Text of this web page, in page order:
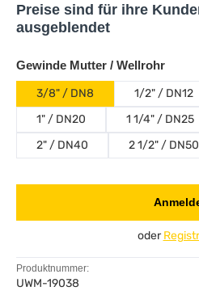
Preise sind für ihre
ausgeblendet
Gewinde Mutter / Wellrohr
3/8" / DN8 1/2" / DN12
1" / DN20
1 1/4" / DN25
2" / DN40
2 1/2" / DN50
oder
Produktnummer:
UWM-19038